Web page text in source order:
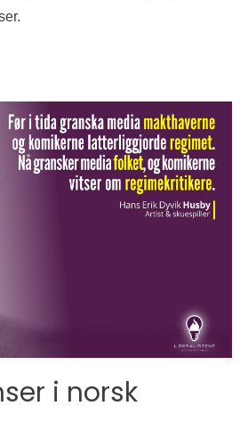
i norsk